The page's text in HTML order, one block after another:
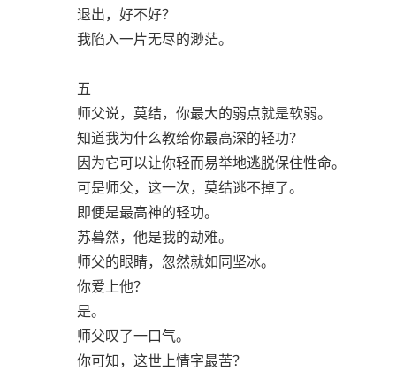
退出，好不好？
我陷入一片无尽的渺茫。
五
师父说，莫结，你最大的弱点就是软弱。
知道我为什么教给你最高深的轻功？
因为它可以让你轻而易举地逃脱保住性命。
可是师父，这一次，莫结逃不掉了。
即便是最高神的轻功。
苏暮然，他是我的劫难。
师父的眼睛，忽然就如同坚冰。
你爱上他？
是。
师父叹了一口气。
你可知，这世上情字最苦？